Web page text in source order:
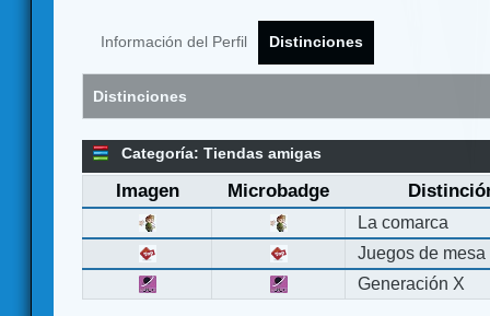
Información del Perfil Distinciones
Distinciones
Categoría: Tiendas amigas
Imagen Microbadge
La comarca
Juegos de mesa
Generación X